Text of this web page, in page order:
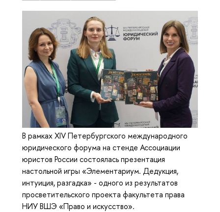
В рамках XIV Петербургского международного
юридического форума на стенде Ассоциации
юристов России состоялась презентация
настольной игры «Элементариум. Дедукция,
интуиция, разгадка» - одного из результатов
просветительского проекта факультета права
НИУ ВШЭ «Право и искусство».